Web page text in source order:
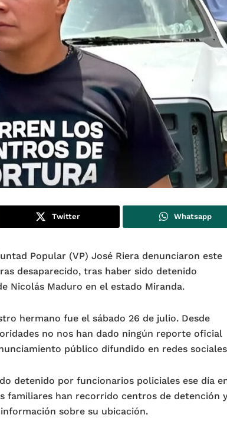
Twitter Whatsapp
Popular (VP) José Riera denunciaron este
desaparecido, tras haber sido detenido
Nicolás Maduro en el estado Miranda.
hermano fue el sábado 26 de julio. Desde
no nos han dado ningún reporte oficial
público difundido en redes
detenido por funcionarios policiales ese día
familiares han recorrido centros de detención y
sobre su ubicación.